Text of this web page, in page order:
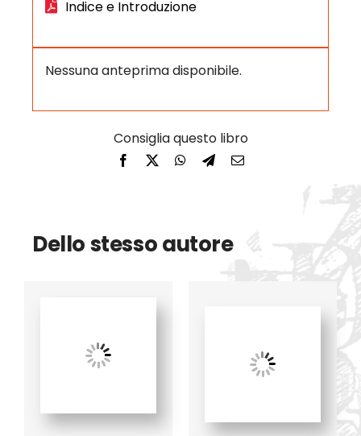
Indice e Introduzione
Nessuna anteprima disponibile.
Dello stesso autore